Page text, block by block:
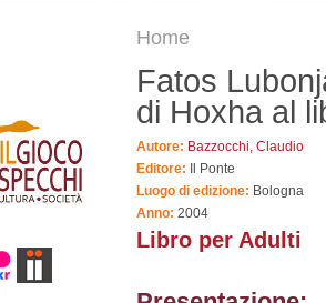
Tu sei qui
Home
Fatos
di Hoxha al
Autore: Bazzocchi, Claudio
Editore: Il Ponte
Luogo di edizione: Bologna
Anno: 2004
Libro per Adulti